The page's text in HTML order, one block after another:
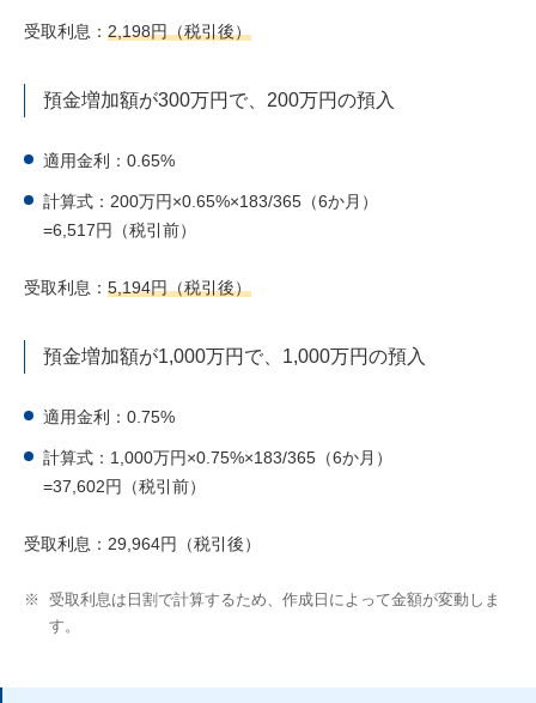
受取利息： 2,198円（税引後）
預金増加額が300万円で、200万円の預入
適用金利：0.65%
計算式：200万円×0.65%×183/365（6か月）
=6,517円（税引前）
受取利息： 5,194円（税引後）
預金増加額が1,000万円で、1,000万円の預入
適用金利：0.75%
計算式：1,000万円×0.75%×183/365（6か月）
=37,602円（税引前）
受取利息：29,964円（税引後）
※
受取利息は日割で計算するため、作成日によって金額が変動しま
す。